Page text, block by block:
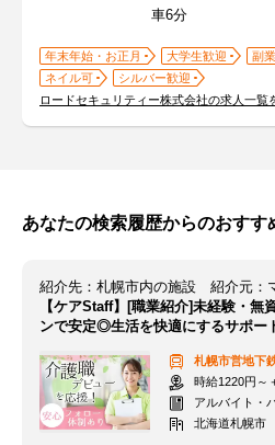
車6分
年末年始・お正月 大学生歓迎
副
ネイル可
シルバー歓迎
ロードセキュリティー株式会社の求人一覧
あなたの検索履歴からのおすす
【ケアStaff】[職業紹介]未経験・無
ンで安定◎生活を快適にするサポー
札幌市営地下
時給1220円～
アルバイト・
北海道札幌市